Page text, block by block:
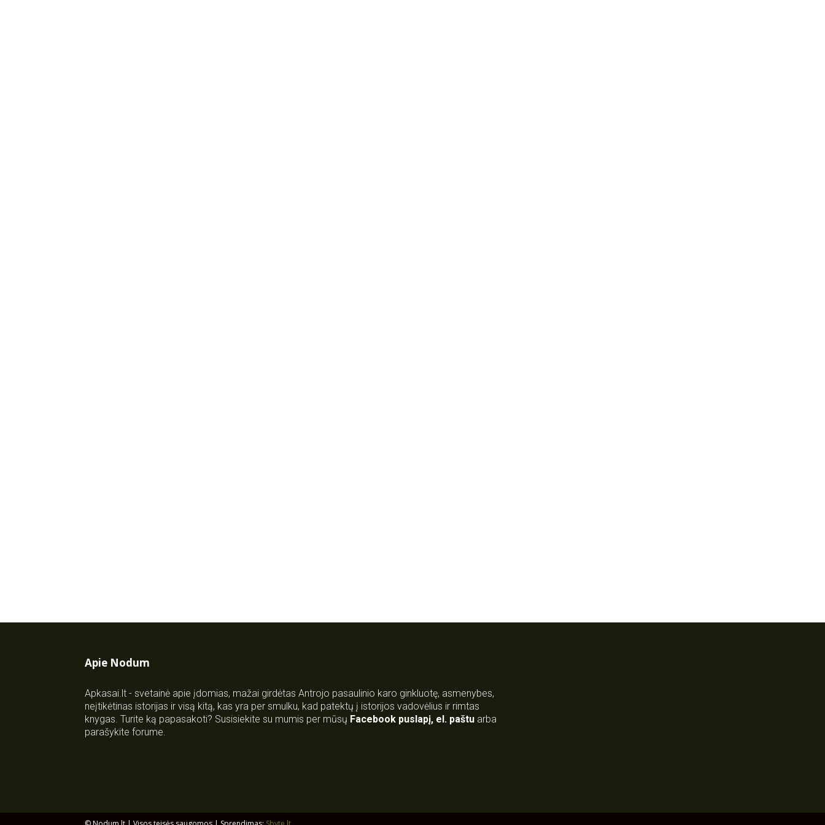
Apie Nodum
Apkasai.lt - svetainė apie įdomias, mažai girdėtas Antrojo pasaulinio karo ginkluotę, asmenybes,
neįtikėtinas istorijas ir visą kitą, kas yra per smulku, kad patektų į istorijos vadovėlius ir rimtas
knygas. Turite ką papasakoti? Susisiekite su mumis per mūsų Facebook puslapį, el. paštu arba
parašykite forume.